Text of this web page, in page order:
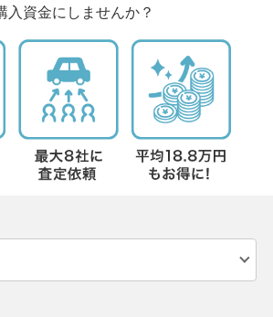
入資金にしませんか？